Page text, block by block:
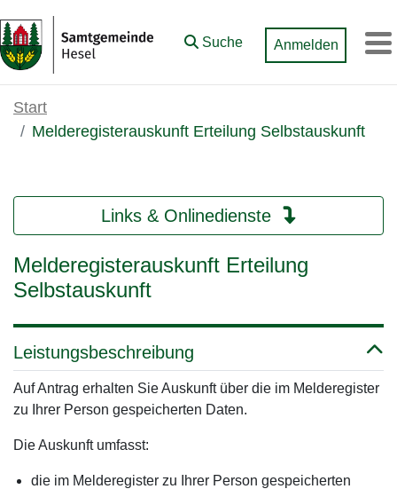
Zum Hauptinhalt springen
Suche Anmelden
Start
Melderegisterauskunft Erteilung Selbstauskunft
Links & Onlinedienste
Melderegisterauskunft Erteilung
Selbstauskunft
Leistungsbeschreibung
Auf Antrag erhalten Sie Auskunft über die im Melderegister
zu Ihrer Person gespeicherten Daten.
Die Auskunft umfasst:
die im Melderegister zu Ihrer Person gespeicherten